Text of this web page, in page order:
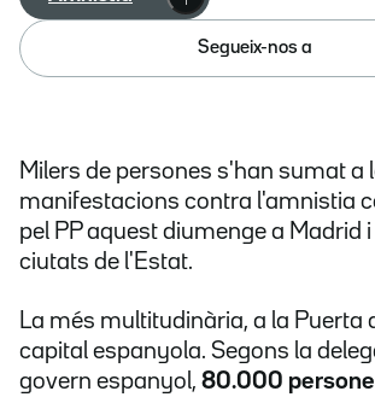
Segueix-nos a
Milers de persones s'han sumat a
manifestacions contra l'amnistia
pel PP aquest diumenge a Madrid
ciutats de l'Estat.
La més multitudinària, a la Puerta
capital espanyola. Segons la
govern espanyol, 80.000